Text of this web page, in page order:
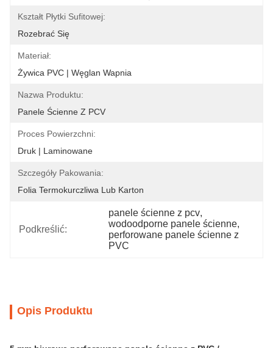
Kształt Płytki Sufitowej:
Rozebrać Się
Materiał:
Żywica PVC | Węglan Wapnia
Nazwa Produktu:
Panele Ścienne Z PCV
Proces Powierzchni:
Druk | Laminowane
Szczegóły Pakowania:
Folia Termokurczliwa Lub Karton
Podkreślić:
panele ścienne z pcv,
wodoodporne panele ścienne,
perforowane panele ścienne z
PVC
Opis Produktu